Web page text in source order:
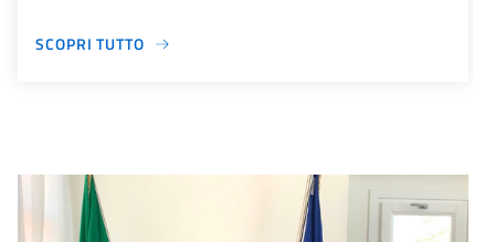
SCOPRI TUTTO